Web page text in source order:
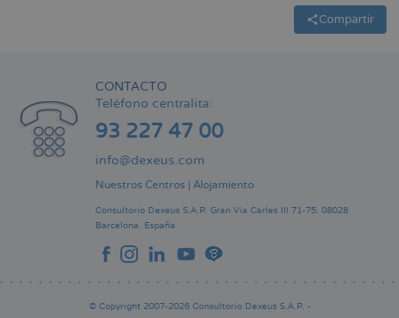
Compartir
CONTACTO
Teléfono centralita:
93 227 47 00
info@dexeus.com
Nuestros Centros Alojamiento
Consultorio Dexeus S.A.P. Gran Via Carles III 71-75. 08028
Barcelona. España
© Copyright 2007-2026 Consultorio Dexeus S.A.P. -